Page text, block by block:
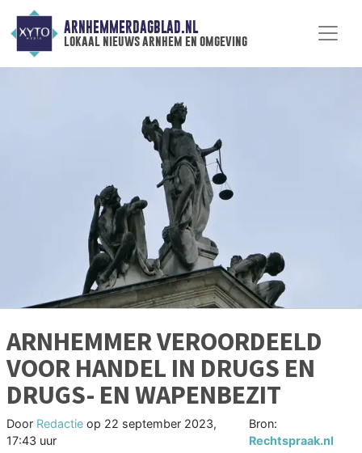
ARNHEMMERDAGBLAD.NL
lokaal nieuws arnhem en omgeving
ARNHEMMER VEROORDEELD
VOOR HANDEL IN DRUGS EN
DRUGS- EN WAPENBEZIT
Door Redactie op 22 september 2023,
17:43 uur
Bron:
Rechtspraak.nl